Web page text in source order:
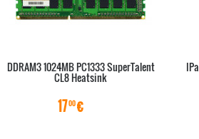
DDRAM3 1024MB PC1333 SuperTalent
CL8 Heatsink
1700€